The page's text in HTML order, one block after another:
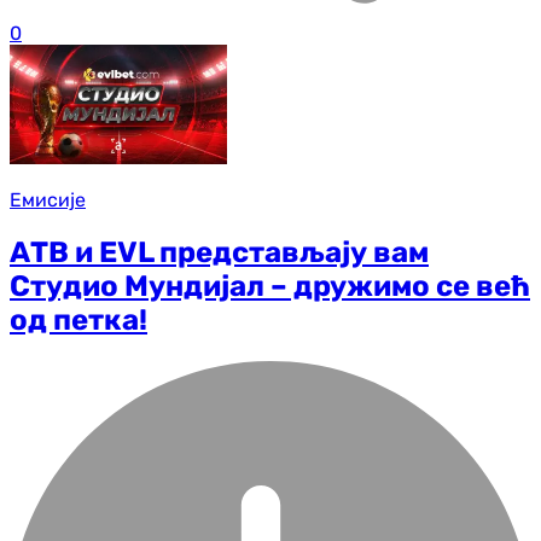
0
Емисије
АТВ и EVL представљају вам
Студио Мундијал – дружимо се већ
од петка!